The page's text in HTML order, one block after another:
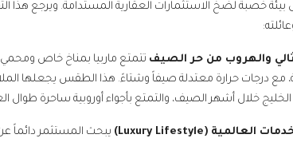
خصبة لضخ الاستثمارات العقارية المستدامة. ويرجع هذا
تتمتع ماربيا بمناخ خاص
مع درجات حرارة معتدلة صيفاً وشتاءً. هذا الطقس يجعلها
خلال أشهر الصيف، والتمتع بأجواء أوروبية ساحرة طوال
يبحث المستثمر دائماً عن